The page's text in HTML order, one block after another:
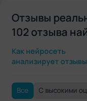
Отзывы
102 отзыва
Как нейросеть
анализирует отзывы
Все С высокими